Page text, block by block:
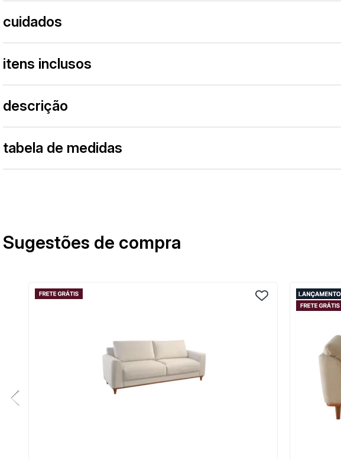
cuidados
itens inclusos
descrição
tabela de medidas
Sugestões de compra